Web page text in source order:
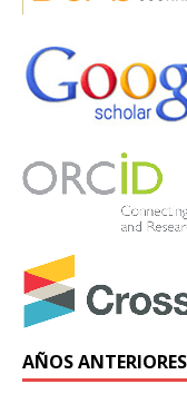
AÑOS ANTERIORES